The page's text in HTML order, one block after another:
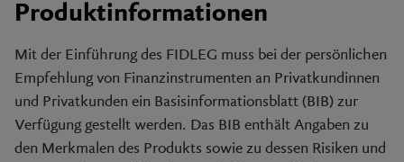
Produktinformationen
Mit der Einführung des FIDLEG muss bei der persönlichen
Empfehlung von Finanzinstrumenten an Privatkundinnen
und Privatkunden ein Basisinformationsblatt (BIB) zur
Verfügung gestellt werden. Das BIB enthält Angaben zu
den Merkmalen des Produkts sowie zu dessen Risiken und